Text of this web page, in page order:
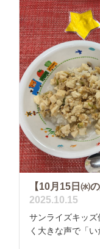
【10月15日㈬
2025.10.15
サンライズキッ
く大きな声で「